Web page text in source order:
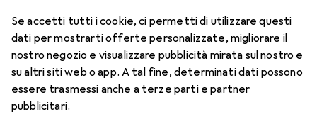
Se accetti tutti i cookie, ci permetti di utilizzare questi
dati per mostrarti offerte personalizzate, migliorare il
nostro negozio e visualizzare pubblicità mirata sul nostro e
su altri siti web o app. A tal fine, determinati dati possono
essere trasmessi anche a terze parti e partner
pubblicitari.
-1.75, Obiettivo mensile, 6 pz., Torico
Prezzo in EUR IVA incl.